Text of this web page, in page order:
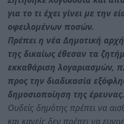
για το τι έχει γίνει με την
οφειλομένων ποσών.
Πρέπει η νέα Δημοτική
της δικαίως έθεσαν τα
εκκαθάριση λογαριασμών,
προς την διαδικασία
δημοσιοποίηση της έρευνας.
Ουδείς δημότης πρέπει να
και κανείς δεν πρέπει να